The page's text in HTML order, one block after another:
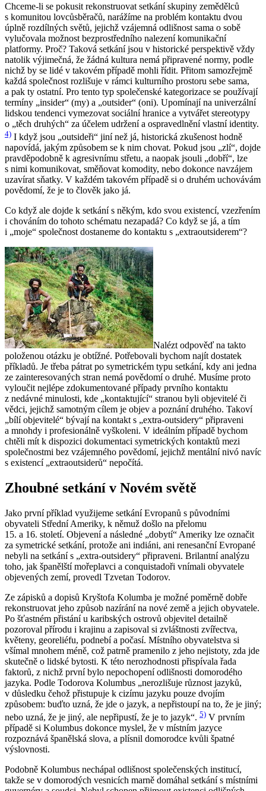
Chceme-li se pokusit rekonstruovat setkání skupiny zemědělců
s komunitou lovcůsběračů, narážíme na problém kontaktu dvou
úplně rozdílných světů, jejichž vzájemná odlišnost sama o sobě
vylučovala možnost bezprostředního nalezení komunikační
platformy. Proč? Taková setkání jsou v historické perspektivě vždy
natolik výjimečná, že žádná kultura nemá připravené normy, podle
nichž by se lidé v takovém případě mohli řídit. Přitom samozřejmě
každá společnost rozlišuje v rámci kulturního prostoru sebe sama,
a pak ty ostatní. Pro tento typ společenské kategorizace se používají
termíny „insider“ (my) a „outsider“ (oni). Upomínají na univerzální
lidskou tendenci vymezovat sociální hranice a vytvářet stereotypy
o „těch druhých“ za účelem udržení a ospravedlnění vlastní identity.
4) I když jsou „outsideři“ jiní než já, historická zkušenost hodně
napovídá, jakým způsobem se k nim chovat. Pokud jsou „zlí“, dojde
pravděpodobně k agresivnímu střetu, a naopak jsouli „dobří“, lze
s nimi komunikovat, směňovat komodity, nebo dokonce navzájem
uzavírat sňatky. V každém takovém případě si o druhém uchovávám
povědomí, že je to člověk jako já.
Co když ale dojde k setkání s někým, kdo svou existencí, vzezřením
i chováním do tohoto schématu nezapadá? Co když se já, a tím
i „moje“ společnost dostaneme do kontaktu s „extraoutsiderem“?
Nalézt odpověď na takto
položenou otázku je obtížné. Potřebovali bychom najít dostatek
příkladů. Je třeba pátrat po symetrickém typu setkání, kdy ani jedna
ze zainteresovaných stran nemá povědomí o druhé. Musíme proto
vyloučit nejlépe zdokumentované případy prvního kontaktu
z nedávné minulosti, kde „kontaktující“ stranou byli objevitelé či
vědci, jejichž samotným cílem je objev a poznání druhého. Takoví
„bílí objevitelé“ bývají na kontakt s „extra-outsidery“ připraveni
a mnohdy i profesionálně vyškoleni. V ideálním případě bychom
chtěli mít k dispozici dokumentaci symetrických kontaktů mezi
společnostmi bez vzájemného povědomí, jejichž mentální nivó navíc
s existencí „extraoutsiderů“ nepočítá.
Zhoubné setkání v Novém světě
Jako první příklad využijeme setkání Evropanů s původními
obyvateli Střední Ameriky, k němuž došlo na přelomu
15. a 16. století. Objevení a následné „dobytí“ Ameriky lze označit
za symetrické setkání, protože ani indiáni, ani renesanční Evropané
nebyli na setkání s „extra-outsidery“ připraveni. Brilantní analýzu
toho, jak španělští mořeplavci a conquistadoři vnímali obyvatele
objevených zemí, provedl Tzvetan Todorov.
Ze zápisků a dopisů Kryštofa Kolumba je možné poměrně dobře
rekonstruovat jeho způsob nazírání na nové země a jejich obyvatele.
Po šťastném přistání u karibských ostrovů objevitel detailně
pozoroval přírodu i krajinu a zapisoval si zvláštnosti zvířectva,
květeny, georeliéfu, podnebí a počasí. Místního obyvatelstva si
všímal mnohem méně, což patrně pramenilo z jeho nejistoty, zda jde
skutečně o lidské bytosti. K této nerozhodnosti přispívala řada
faktorů, z nichž první bylo nepochopení odlišnosti domorodého
jazyka. Podle Todorova Kolumbus „nerozlišuje různost jazyků,
v důsledku čehož přistupuje k cizímu jazyku pouze dvojím
způsobem: buďto uzná, že jde o jazyk, a nepřistoupí na to, že je jiný;
nebo uzná, že je jiný, ale nepřipustí, že je to jazyk“. 5) V prvním
případě si Kolumbus dokonce myslel, že v místním jazyce
rozpoznává španělská slova, a plísnil domorodce kvůli špatné
výslovnosti.
Podobně Kolumbus nechápal odlišnost společenských institucí,
takže se v domorodých vesnicích marně domáhal setkání s místními